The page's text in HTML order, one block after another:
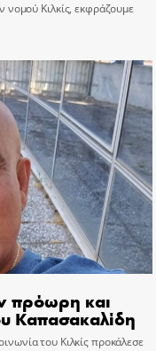
Κιλκίς, εκφράζουμε
πρόωρη και
Καπασακαλίδη
του Κιλκίς προκάλεσε